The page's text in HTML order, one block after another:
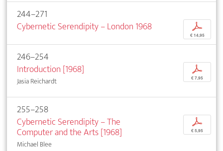
244–271
Cybernetic Serendipity – London 1968
p
€ 14,95
246–254
Introduction [1968]
Jasia Reichardt
p
€ 7,95
255–258
Cybernetic Serendipity – The
Computer and the Arts [1968]
Michael Blee
p
€ 5,95